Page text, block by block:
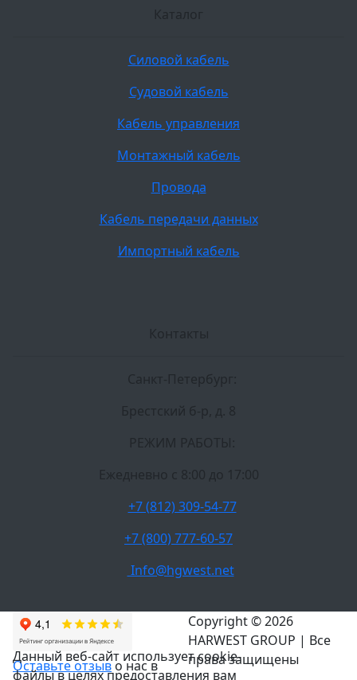
Каталог
Силовой кабель
Судовой кабель
Кабель управления
Монтажный кабель
Провода
Кабель передачи данных
Импортный кабель
Контакты
Санкт-Петербург:
Брестский б-р, д. 8
РЕЖИМ РАБОТЫ:
Ежедневно c 8:00 до 17:00
+7 (812) 309-54-77
+7 (800) 777-60-57
Info@hgwest.net
Оставьте отзыво нас в
Copyright © 2026
HARWEST GROUP | Все
права защищены
Данный веб-сайт использует cookie-
файлы в целях предоставления вам